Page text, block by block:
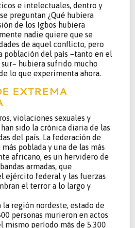
e intelectuales, dentro y
preguntan ¿Qué hubiera
de los Igbos hubiera
nadie quiere que se
de aquel conflicto, pero
población del país –tanto en el
hubiera sufrido mucho
lo que experimenta ahora.
EXTREMA
violaciones sexuales y
sido la crónica diaria de las
del país. La federación de
poblada y una de las más
africano, es un hervidero de
armadas, que
ejército federal y las fuerzas
el terror a lo largo y
la región nordeste, estado de
personas murieron en actos
mismo período más de 5.300